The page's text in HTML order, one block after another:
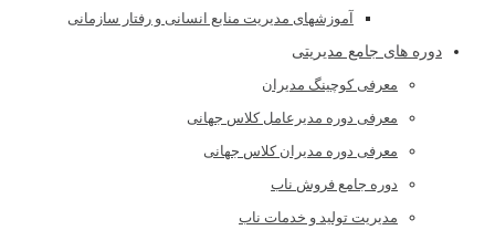
آموزشهای مدیریت منابع انسانی و رفتار سازمانی
دوره های جامع مدیریتی
معرفی کوچینگ مدیران
معرفی دوره مدیرعامل کلاس جهانی
معرفی دوره مدیران کلاس جهانی
دوره جامع فروش ناب
مدیریت تولید و خدمات ناب